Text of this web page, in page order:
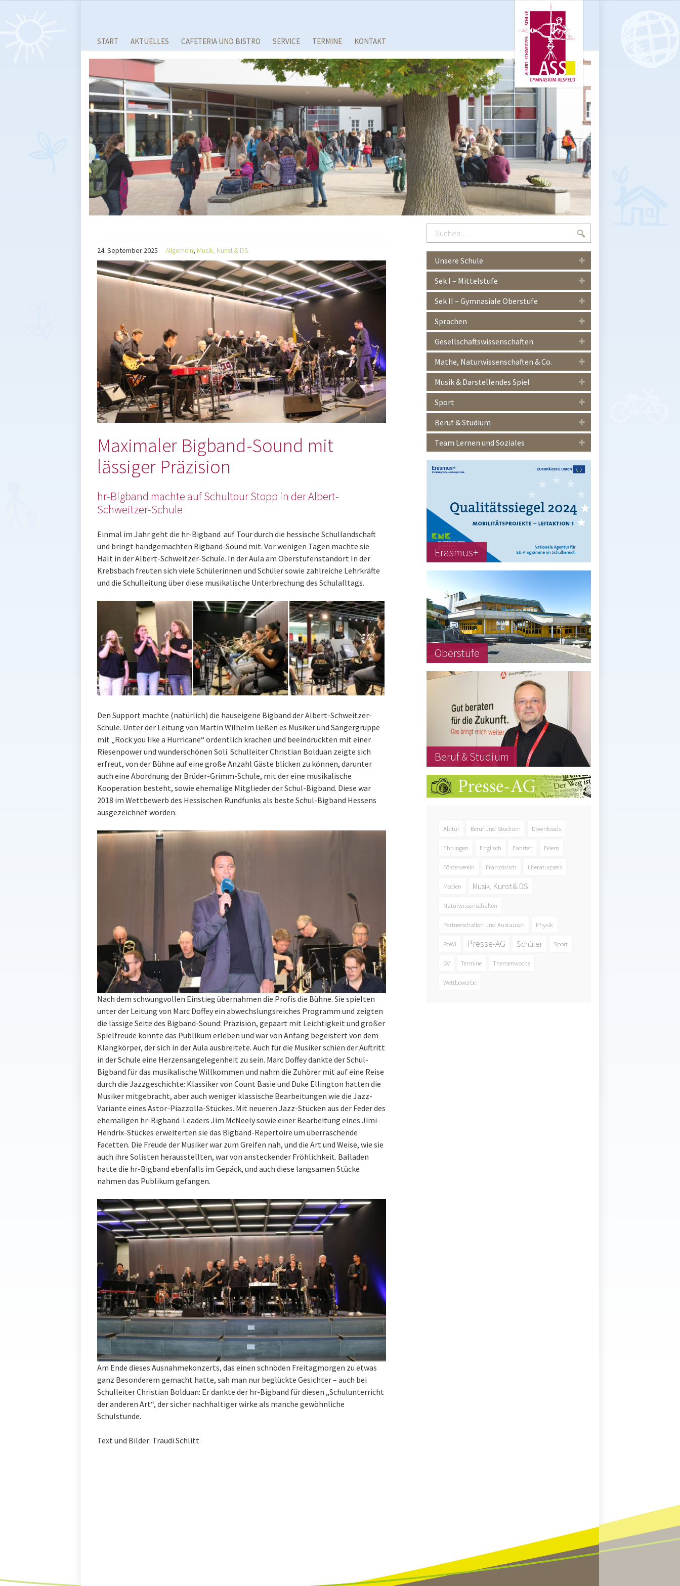
START AKTUELLES CAFETERIA UND BISTRO SERVICE TERMINE KONTAKT
24. September 2025 Allgemein, Musik, Kunst & DS
Maximaler Bigband-Sound mit
lässiger Präzision
hr-Bigband machte auf Schultour Stopp in der Albert-
Schweitzer-Schule
Einmal im Jahr geht die hr-Bigband auf Tour durch die hessische Schullandschaft
und bringt handgemachten Bigband-Sound mit. Vor wenigen Tagen machte sie
Halt in der Albert-Schweitzer-Schule. In der Aula am Oberstufenstandort In der
Krebsbach freuten sich viele Schülerinnen und Schüler sowie zahlreiche Lehrkräfte
und die Schulleitung über diese musikalische Unterbrechung des Schulalltags.
Den Support machte (natürlich) die hauseigene Bigband der Albert-Schweitzer-
Schule. Unter der Leitung von Martin Wilhelm ließen es Musiker und Sängergruppe
mit „Rock you like a Hurricane“ ordentlich krachen und beeindruckten mit einer
Riesenpower und wunderschönen Soli. Schulleiter Christian Bolduan zeigte sich
erfreut, von der Bühne auf eine große Anzahl Gäste blicken zu können, darunter
auch eine Abordnung der Brüder-Grimm-Schule, mit der eine musikalische
Kooperation besteht, sowie ehemalige Mitglieder der Schul-Bigband. Diese war
2018 im Wettbewerb des Hessischen Rundfunks als beste Schul-Bigband Hessens
ausgezeichnet worden.
Nach dem schwungvollen Einstieg übernahmen die Profis die Bühne. Sie spielten
unter der Leitung von Marc Doffey ein abwechslungsreiches Programm und zeigten
die lässige Seite des Bigband-Sound: Präzision, gepaart mit Leichtigkeit und großer
Spielfreude konnte das Publikum erleben und war von Anfang begeistert von dem
Klangkörper, der sich in der Aula ausbreitete. Auch für die Musiker schien der Auftritt
in der Schule eine Herzensangelegenheit zu sein. Marc Doffey dankte der Schul-
Bigband für das musikalische Willkommen und nahm die Zuhörer mit auf eine Reise
durch die Jazzgeschichte: Klassiker von Count Basie und Duke Ellington hatten die
Musiker mitgebracht, aber auch weniger klassische Bearbeitungen wie die Jazz-
Variante eines Astor-Piazzolla-Stückes. Mit neueren Jazz-Stücken aus der Feder des
ehemaligen hr-Bigband-Leaders Jim McNeely sowie einer Bearbeitung eines Jimi-
Hendrix-Stückes erweiterten sie das Bigband-Repertoire um überraschende
Facetten. Die Freude der Musiker war zum Greifen nah, und die Art und Weise, wie sie
auch ihre Solisten herausstellten, war von ansteckender Fröhlichkeit. Balladen
hatte die hr-Bigband ebenfalls im Gepäck, und auch diese langsamen Stücke
nahmen das Publikum gefangen.
Am Ende dieses Ausnahmekonzerts, das einen schnöden Freitagmorgen zu etwas
ganz Besonderem gemacht hatte, sah man nur beglückte Gesichter – auch bei
Schulleiter Christian Bolduan: Er dankte der hr-Bigband für diesen „Schulunterricht
der anderen Art“, der sicher nachhaltiger wirke als manche gewöhnliche
Schulstunde.
Text und Bilder: Traudi Schlitt
Suchen
…
Unsere Schule
Sek I – Mittelstufe
Sek II – Gymnasiale Oberstufe
Sprachen
Gesellschaftswissenschaften
Mathe, Naturwissenschaften & Co.
Musik & Darstellendes Spiel
Sport
Beruf & Studium
Team Lernen und Soziales
Erasmus+
Oberstufe
Beruf & Studium
Abitur Beruf und Studium Downloads
Ehrungen Englisch Fahrten Feiern
Förderverein Französisch Literaturpreis
Medien Musik, Kunst & DS
Naturwissenschaften
Partnerschaften und Austausch Physik
PoWi Presse-AG Schüler Sport
SV Termine Themenwoche
Wettbewerbe